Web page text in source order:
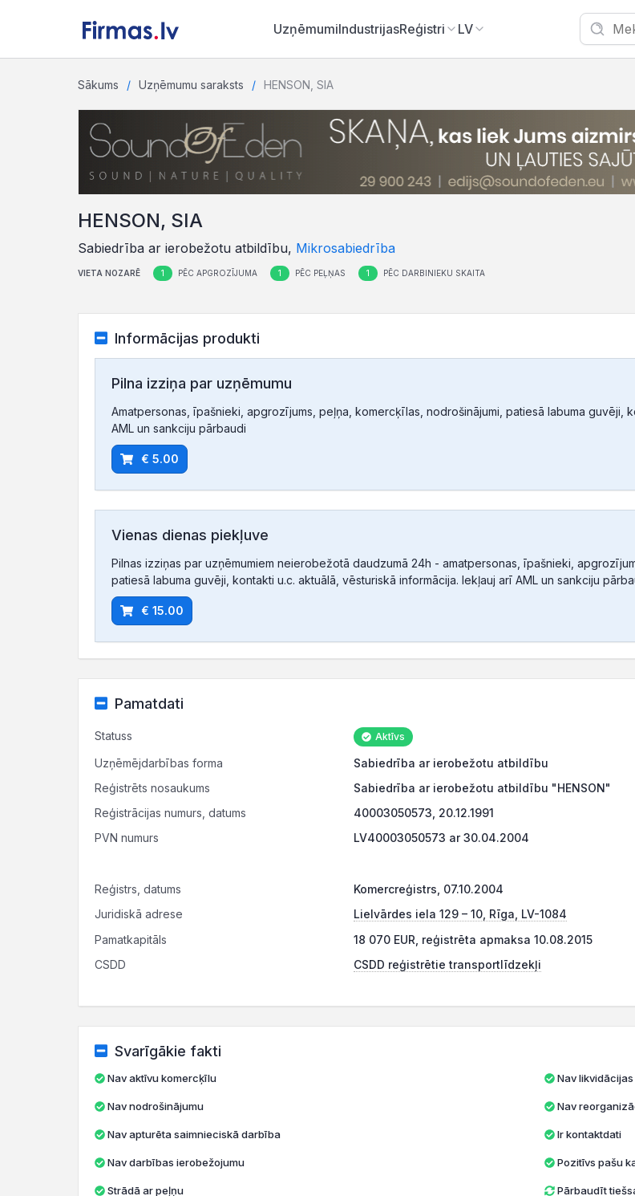
UzņēmumiIndustrijasReģistri LV
Sākums Uzņēmumu saraksts HENSON, SIA
HENSON, SIA
Sabiedrība ar ierobežotu atbildību, Mikrosabiedrība
VIETA NOZARĒ 1 PĒC APGROZĪJUMA 1 PĒC PEĻŅAS 1 PĒC DARBINIEKU SKAITA
Informācijas produkti
Pilna izziņa par uzņēmumu
Amatpersonas, īpašnieki, apgrozījums, peļņa, komercķīlas, nodrošinājumi, patiesā labuma guvēji,
AML un sankciju pārbaudi
€ 5.00
Vienas dienas piekļuve
Pilnas izziņas par uzņēmumiem neierobežotā daudzumā 24h - amatpersonas, īpašnieki,
patiesā labuma guvēji, kontakti u.c. aktuālā, vēsturiskā informācija. Iekļauj arī AML un sankciju
€ 15.00
Pamatdati
Statuss Aktīvs
Uzņēmējdarbības forma
Sabiedrība ar ierobežotu atbildību
Reģistrēts nosaukums
Sabiedrība ar ierobežotu atbildību "HENSON"
Reģistrācijas numurs, datums
40003050573, 20.12.1991
PVN numurs
LV40003050573 ar 30.04.2004
Reģistrs, datums
Komercreģistrs, 07.10.2004
Juridiskā adrese
Lielvārdes iela 129 – 10, Rīga, LV-1084
Pamatkapitāls
18 070 EUR, reģistrēta apmaksa 10.08.2015
CSDD
CSDD reģistrētie transportlīdzekļi
Svarīgākie fakti
Nav aktīvu komercķīlu
Nav nodrošinājumu
Nav apturēta saimnieciskā darbība
Nav darbības ierobežojumu
Strādā ar peļņu
Nav
Nav
Ir kontaktdati
Pozitīvs pašu
Pārbaudīt